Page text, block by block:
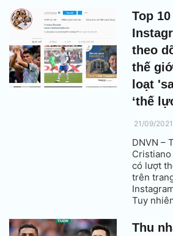
Top
theo
thế
loạt
‘thế
21/09/
DNVN –
có lượt
trên
Tuy
Thu